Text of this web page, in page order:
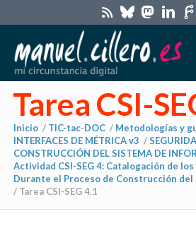
Tarea CSI-
Inicio / TIC-tac-DOC / Metodologías y
INTERFACES DE MÉTRICA v3 /
CONSTRUCCIÓN DEL SISTEMA DE
Actividad CSI-SEG 4: Catalogación de
Durante el Proceso de Construcción del
/ Tarea CSI-SEG 4.1